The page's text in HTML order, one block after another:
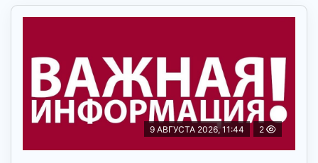
9 АВГУСТА 2026, 11:44 2